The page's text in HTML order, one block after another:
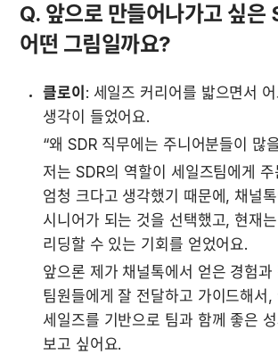
Q. 앞으로 만들어나가고 싶은
어떤 그림일까요?
클로이 : 세일즈 커리어를 밟으면서
생각이 들었어요.
“왜 SDR 직무에는 주니어분들이 많
저는 SDR의 역할이 세일즈팀에게
엄청 크다고 생각했기 때문에, 채널
시니어가 되는 것을 선택했고, 현재
리딩할 수 있는 기회를 얻었어요.
앞으론 제가 채널톡에서 얻은 경험과
팀원들에게 잘 전달하고 가이드해서,
세일즈를 기반으로 팀과 함께 좋은
보고 싶어요.